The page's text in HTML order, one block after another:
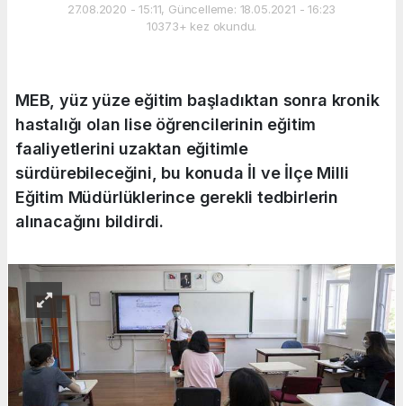
27.08.2020 - 15:11, Güncelleme: 18.05.2021 - 16:23
10373+ kez okundu.
MEB, yüz yüze eğitim başladıktan sonra kronik
hastalığı olan lise öğrencilerinin eğitim
faaliyetlerini uzaktan eğitimle
sürdürebileceğini, bu konuda İl ve İlçe Milli
Eğitim Müdürlüklerince gerekli tedbirlerin
alınacağını bildirdi.